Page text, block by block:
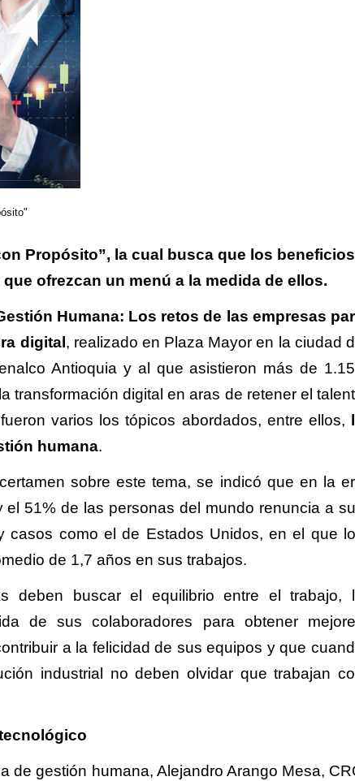
Propósito”, la cual busca que los beneficios
ofrezcan un menú a la medida de ellos.
Humana: Los retos de las empresas
digital, realizado en Plaza Mayor en la ciudad
Antioquia y al que asistieron más de
transformación digital en aras de retener el
varios los tópicos abordados, entre ellos,
humana.
sobre este tema, se indicó que en la
51% de las personas del mundo renuncia a
casos como el de Estados Unidos, en el que
de 1,7 años en sus trabajos.
deben buscar el equilibrio entre el trabajo,
de sus colaboradores para obtener
a la felicidad de sus equipos y que
industrial no deben olvidar que trabajan
de gestión humana, Alejandro Arango Mesa,